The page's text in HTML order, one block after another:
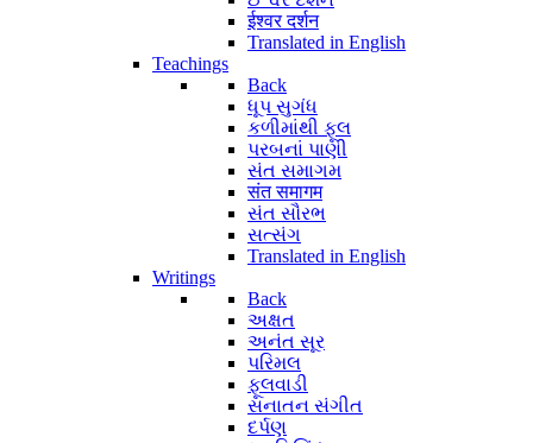
ईश्वर दर्शन
Translated in English
Teachings
Back
ધૂપ સુગંધ
કળીમાંથી ફૂલ
પરબનાં પાણી
સંત સમાગમ
संत समागम
સંત સૌરભ
સત્સંગ
Translated in English
Writings
Back
અક્ષત
અનંત સૂર
પરિમલ
ફૂલવાડી
સનાતન સંગીત
દર્પણ